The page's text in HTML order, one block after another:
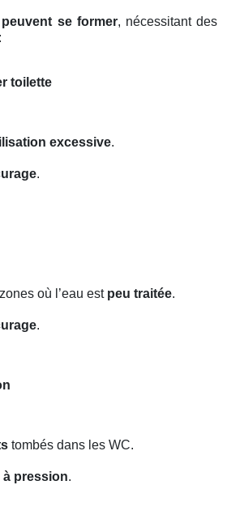
se former, nécessitant des
:
toilette
excessive.
.
où l’eau est peu traitée.
.
tombés dans les WC.
à pression.